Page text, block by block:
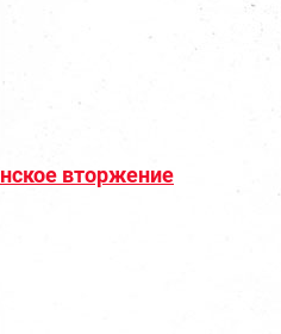
вторжение